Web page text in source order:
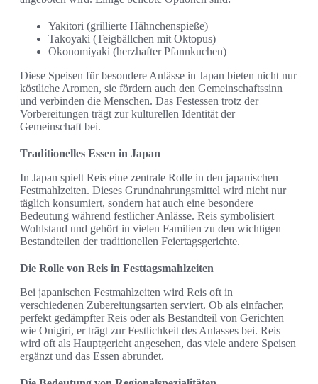
Yakitori (grillierte Hähnchenspieße)
Takoyaki (Teigbällchen mit Oktopus)
Okonomiyaki (herzhafter Pfannkuchen)
Diese Speisen für besondere Anlässe in Japan bieten nicht nur
köstliche Aromen, sie fördern auch den Gemeinschaftssinn
und verbinden die Menschen. Das Festessen trotz der
Vorbereitungen trägt zur kulturellen Identität der
Gemeinschaft bei.
Traditionelles Essen in Japan
In Japan spielt Reis eine zentrale Rolle in den japanischen
Festmahlzeiten. Dieses Grundnahrungsmittel wird nicht nur
täglich konsumiert, sondern hat auch eine besondere
Bedeutung während festlicher Anlässe. Reis symbolisiert
Wohlstand und gehört in vielen Familien zu den wichtigen
Bestandteilen der traditionellen Feiertagsgerichte.
Die Rolle von Reis in Festtagsmahlzeiten
Bei japanischen Festmahlzeiten wird Reis oft in
verschiedenen Zubereitungsarten serviert. Ob als einfacher,
perfekt gedämpfter Reis oder als Bestandteil von Gerichten
wie Onigiri, er trägt zur Festlichkeit des Anlasses bei. Reis
wird oft als Hauptgericht angesehen, das viele andere Speisen
ergänzt und das Essen abrundet.